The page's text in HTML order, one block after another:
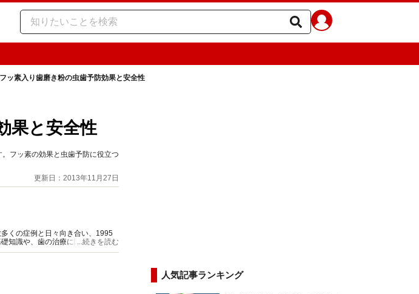
ッ素入り歯磨き粉の虫歯予防効果と安全性
果と安全性
フッ素の効果と虫歯予防に役立つ
更新日：2013年11月27日
くの症例と日々向き合い、1995
知識や、歯の治療に関する情報を
...続きを読む
人気記事ランキング